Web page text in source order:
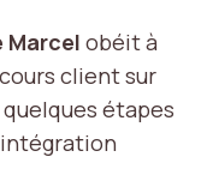
Marcel obéit à
client sur
étapes